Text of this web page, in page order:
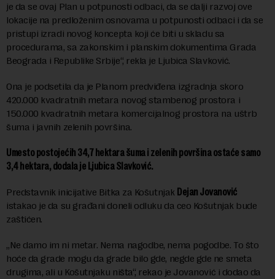
je da se ovaj Plan u potpunosti odbaci, da se dalji razvoj ove
lokacije na predloženim osnovama u potpunosti odbaci i da se
pristupi izradi novog koncepta koji će biti u skladu sa
procedurama, sa zakonskim i planskim dokumentima Grada
Beograda i Republike Srbije“, rekla je Ljubica Slavković.
Ona je podsetila da je Planom predviđena izgradnja skoro
420.000 kvadratnih metara novog stambenog prostora i
150.000 kvadratnih metara komercijalnog prostora na uštrb
šuma i javnih zelenih površina.
Umesto postojećih 34,7 hektara šuma i zelenih površina ostaće samo
3,4 hektara, dodala je Ljubica Slavković.
Predstavnik inicijative Bitka za Košutnjak Dejan Jovanović
istakao je da su građani doneli odluku da ceo Košutnjak bude
zaštićen.
„Ne damo im ni metar. Nema nagodbe, nema pogodbe. To što
hoće da grade mogu da grade bilo gde, negde gde ne smeta
drugima, ali u Košutnjaku ništa“, rekao je Jovanović i dodao da